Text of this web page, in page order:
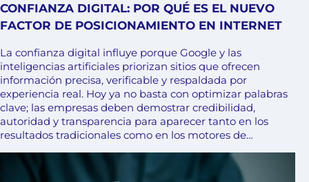
CONFIANZA DIGITAL: POR QUÉ ES EL NUEVO
FACTOR DE POSICIONAMIENTO EN INTERNET
La confianza digital influye porque Google y las
inteligencias artificiales priorizan sitios que ofrecen
información precisa, verificable y respaldada por
experiencia real. Hoy ya no basta con optimizar palabras
clave; las empresas deben demostrar credibilidad,
autoridad y transparencia para aparecer tanto en los
resultados tradicionales como en los motores de…